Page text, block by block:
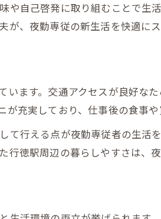
適した行徳駅エリアの魅力とは
従が選ぶ行徳駅エリアの魅力解説
従が注目する行徳駅エリアの魅力
エリアで夜勤専従が快適に働く
を整える夜勤専従のコツと工夫
従で生活リズムを守るポイント
自己啓発に取り組むことで生
、夜勤専従の新生活を快適に
ます。交通アクセスが良好な
充実しており、仕事後の食事や
て行える点が夜勤専従者の生活
徳駅周辺の暮らしやすさは、